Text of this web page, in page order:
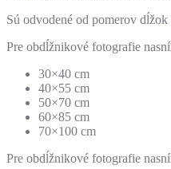
Sú odvodené od pomerov
Pre obdĺžnikové fotografie
30×40 cm
40×55 cm
50×70 cm
60×85 cm
70×100 cm
Pre obdĺžnikové fotografie